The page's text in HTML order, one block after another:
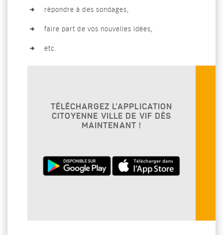
répondre à des sondages,
faire part de vos nouvelles idées,
etc.
TÉLÉCHARGEZ L’APPLICATION
CITOYENNE VILLE DE VIF DÈS
MAINTENANT !